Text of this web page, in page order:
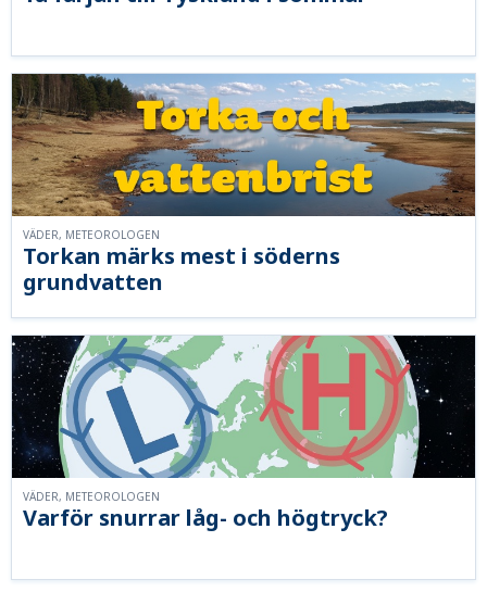
Torkan märks mest i söderns
grundvatten
VÄDER, METEOROLOGEN
Varför snurrar låg- och högtryck?
VÄDER, METEOROLOGEN